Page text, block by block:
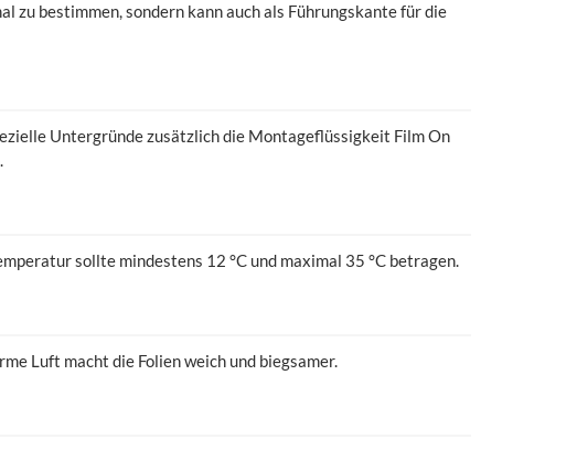
bestimmen, sondern kann auch als Führungskante für die
Untergründe zusätzlich die Montageflüssigkeit Film On
sollte mindestens 12 °C und maximal 35 °C betragen.
Luft macht die Folien weich und biegsamer.